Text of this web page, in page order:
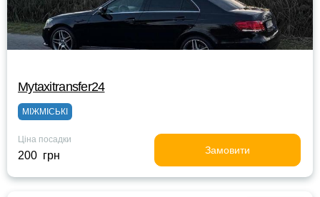
Mytaxitransfer24
МІЖМІСЬКІ
Ціна посадки
200 грн Замовити